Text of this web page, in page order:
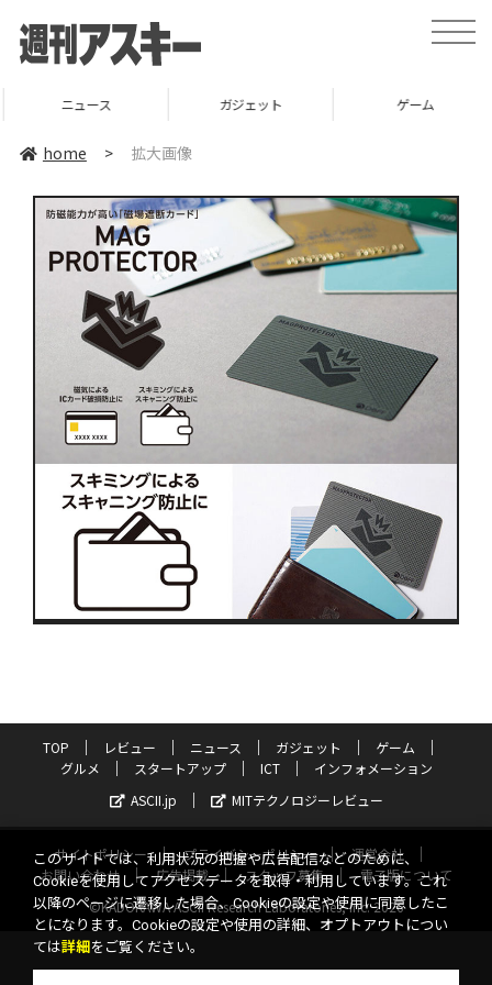
toggle
ニュース ガジェット ゲーム
home > 拡大画像
TOP レビュー ニュース ガジェット
ゲーム
グルメ
スタートアップ ICT
インフォメーション
ASCII.jp
MITテクノロジーレビュー
サイトポリシー プライバシーポリシー
運営会社
お問い合わせ
広告掲載 スタッフ募集
電子版について
©KADOKAWA ASCII Research Laboratories, Inc. 2026
このサイトでは、利用状況の把握や広告配信などのために、
Cookieを使用してアクセスデータを取得・利用しています。これ
以降のページに遷移した場合、Cookieの設定や使用に同意したこ
とになります。Cookieの設定や使用の詳細、オプトアウトについ
ては詳細 をご覧ください。